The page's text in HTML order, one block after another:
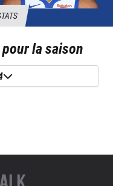
pour la saison